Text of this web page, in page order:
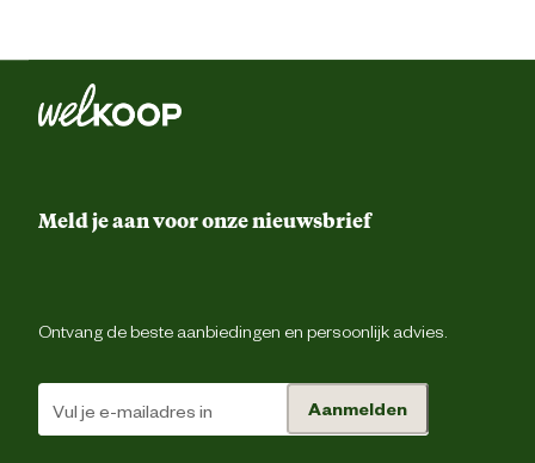
Meld je aan voor onze nieuwsbrief
Ontvang de beste aanbiedingen en persoonlijk advies.
Aanmelden